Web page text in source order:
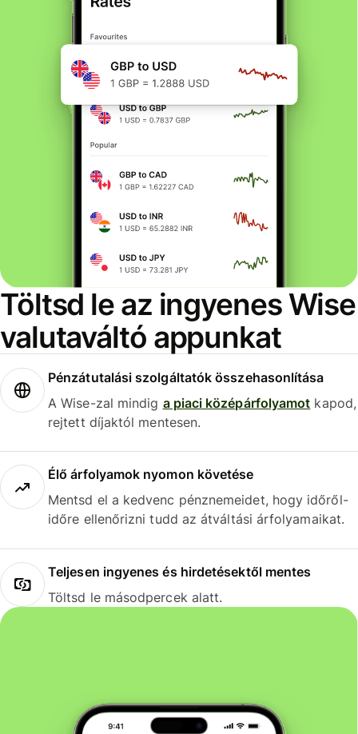
Töltsd le az ingyenes Wise
valutaváltó appunkat
Pénzátutalási szolgáltatók összehasonlítása
A Wise-zal mindig a piaci középárfolyamot kapod,
rejtett díjaktól mentesen.
Élő árfolyamok nyomon követése
Mentsd el a kedvenc pénznemeidet, hogy időről-
időre ellenőrizni tudd az átváltási árfolyamaikat.
Teljesen ingyenes és hirdetésektől mentes
Töltsd le másodpercek alatt.